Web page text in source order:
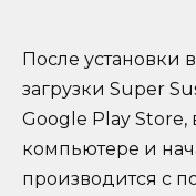
После установки
загрузки Super
Google Play Store,
компьютере и
производится с